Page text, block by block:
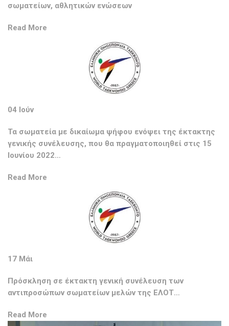
σωματείων, αθλητικών ενώσεων
Read More
04 Ιούν
Τα σωματεία με δικαίωμα ψήφου ενόψει της έκτακτης
γενικής συνέλευσης, που θα πραγματοποιηθεί στις 15
Ιουνίου 2022…
Read More
17 Μάι
Πρόσκληση σε έκτακτη γενική συνέλευση των
αντιπροσώπων σωματείων μελών της ΕΛΟΤ…
Read More